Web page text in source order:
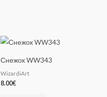
Снежок WW343
WizardiArt
8.00€